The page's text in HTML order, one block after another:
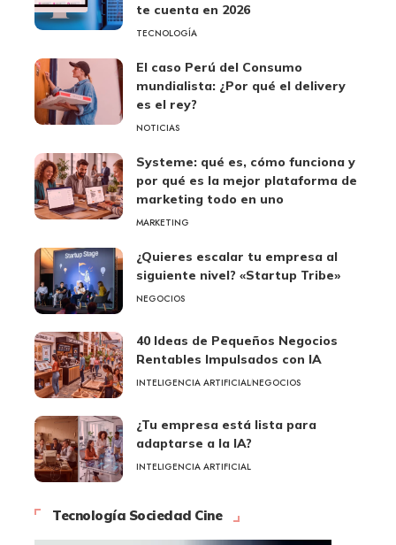
te cuenta en 2026
TECNOLOGÍA
El caso Perú del Consumo
mundialista: ¿Por qué el delivery
es el rey?
NOTICIAS
Systeme: qué es, cómo funciona y
por qué es la mejor plataforma de
marketing todo en uno
MARKETING
¿Quieres escalar tu empresa al
siguiente nivel? «Startup Tribe»
NEGOCIOS
40 Ideas de Pequeños Negocios
Rentables Impulsados con IA
INTELIGENCIA ARTIFICIALNEGOCIOS
¿Tu empresa está lista para
adaptarse a la IA?
INTELIGENCIA ARTIFICIAL
Tecnología Sociedad Cine